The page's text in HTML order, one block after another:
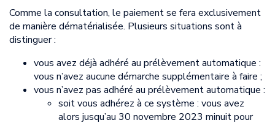
Comme la consultation, le paiement se fera exclusivement
de manière dématérialisée. Plusieurs situations sont à
distinguer :
vous avez déjà adhéré au prélèvement automatique :
vous n’avez aucune démarche supplémentaire à faire ;
vous n’avez pas adhéré au prélèvement automatique :
soit vous adhérez à ce système : vous avez
alors jusqu’au 30 novembre 2023 minuit pour